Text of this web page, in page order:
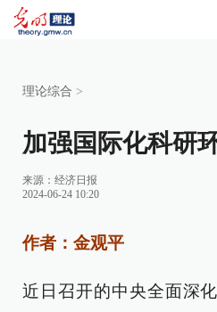
理论综合 >
加强国际化科研
来源： 经济日报
2024-06-24 10:20
作者：金观平
近日召开的中央全面深